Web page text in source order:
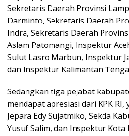
Sekretaris Daerah Provinsi
Darminto, Sekretaris Daerah
Indra, Sekretaris Daerah
Aslam Patomangi, Inspektur
Sulut Lasro Marbun, Inspektur
dan Inspektur Kalimantan
Sedangkan tiga pejabat
mendapat apresiasi dari KPK RI,
Jepara Edy Sujatmiko, Sekda
Yusuf Salim, dan Inspektur Kota